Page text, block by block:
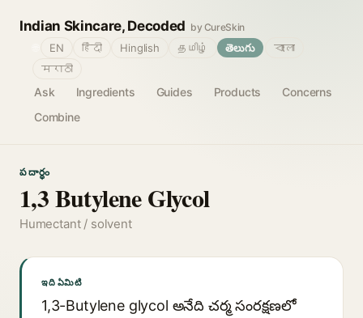
Indian Skincare, Decoded by CureSkin
Ask Ingredients Guides Products
Concerns
Combine
EN हिंदी Hinglish தமிழ் తెలుగు
বাংলা
मराठी
పదార్థం
1,3 Butylene Glycol
Humectant / solvent
ఇది ఏమిటి
1,3-Butylene glycol అనేది చర్మ సంరక్షణలో